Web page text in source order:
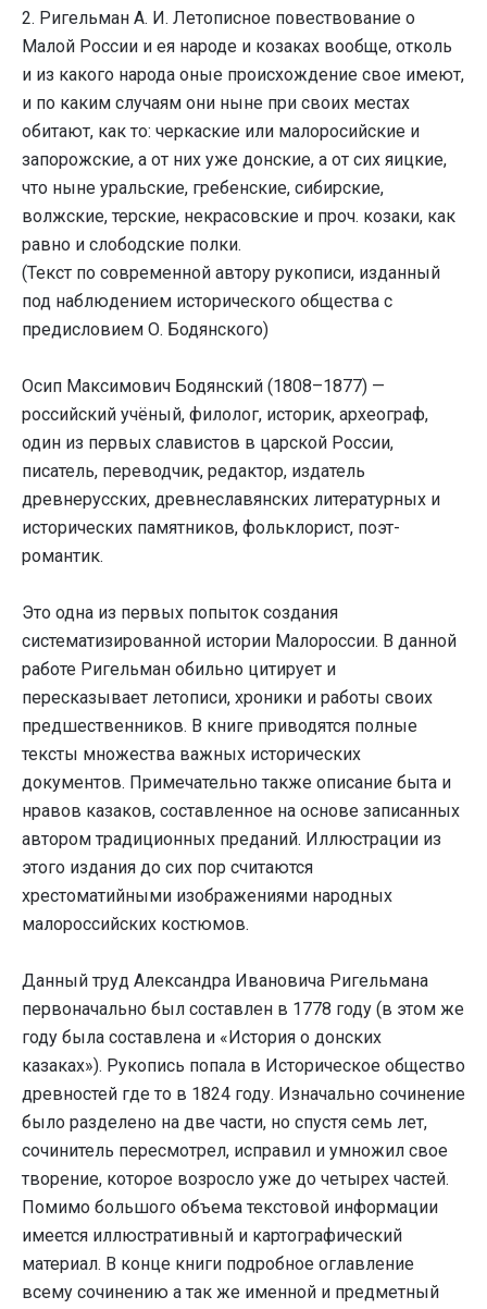
2. Ригельман А. И. Летописное повествование о
Малой России и ея народе и козаках вообще, отколь
и из какого народа оные происхождение свое имеют,
и по каким случаям они ныне при своих местах
обитают, как то: черкаские или малоросийские и
запорожские, а от них уже донские, а от сих яицкие,
что ныне уральские, гребенские, сибирские,
волжские, терские, некрасовские и проч. козаки, как
равно и слободские полки.
(Текст по современной автору рукописи, изданный
под наблюдением исторического общества с
предисловием О. Бодянского)
Осип Максимович Бодянский (1808–1877) —
российский учёный, филолог, историк, археограф,
один из первых славистов в царской России,
писатель, переводчик, редактор, издатель
древнерусских, древнеславянских литературных и
исторических памятников, фольклорист, поэт-
романтик.
Это одна из первых попыток создания
систематизированной истории Малороссии. В данной
работе Ригельман обильно цитирует и
пересказывает летописи, хроники и работы своих
предшественников. В книге приводятся полные
тексты множества важных исторических
документов. Примечательно также описание быта и
нравов казаков, составленное на основе записанных
автором традиционных преданий. Иллюстрации из
этого издания до сих пор считаются
хрестоматийными изображениями народных
малороссийских костюмов.
Данный труд Александра Ивановича Ригельмана
первоначально был составлен в 1778 году (в этом же
году была составлена и «История о донских
казаках»). Рукопись попала в Историческое общество
древностей где то в 1824 году. Изначально сочинение
было разделено на две части, но спустя семь лет,
сочинитель пересмотрел, исправил и умножил свое
творение, которое возросло уже до четырех частей.
Помимо большого объема текстовой информации
имеется иллюстративный и картографический
материал. В конце книги подробное оглавление
всему сочинению а так же именной и предметный